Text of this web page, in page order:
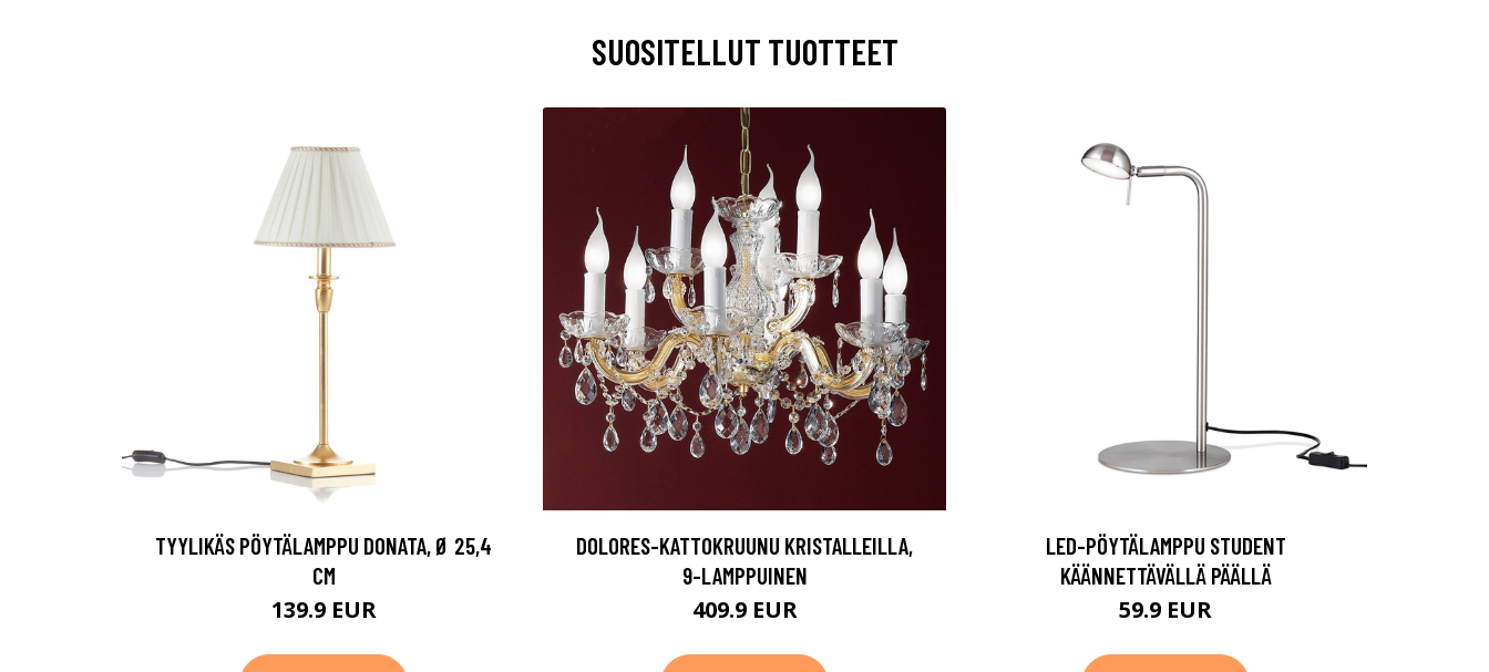
SUOSITELLUT TUOTTEET
TYYLIKÄS PÖYTÄLAMPPU DONATA, Ø 25,4
CM
139.9 EUR
DOLORES-KATTOKRUUNU KRISTALLEILLA,
9-LAMPPUINEN
409.9 EUR
LED-PÖYTÄLAMPPU STUDENT
KÄÄNNETTÄVÄLLÄ PÄÄLLÄ
59.9 EUR